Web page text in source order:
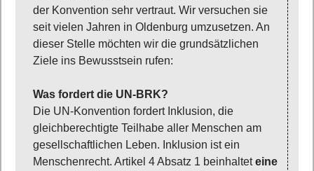
der Konvention sehr vertraut. Wir versuchen sie
seit vielen Jahren in Oldenburg umzusetzen. An
dieser Stelle möchten wir die grundsätzlichen
Ziele ins Bewusstsein rufen:
Was fordert die UN-BRK?
Die UN-Konvention fordert Inklusion, die
gleichberechtigte Teilhabe aller Menschen am
gesellschaftlichen Leben. Inklusion ist ein
Menschenrecht. Artikel 4 Absatz 1 beinhalteteine